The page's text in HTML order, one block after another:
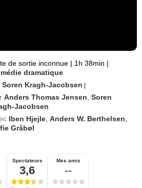
de sortie inconnue | 1h 38min |
dramatique
Soren Kragh-Jacobsen |
Anders Thomas Jensen ,Soren
Jacobsen
Iben Hjejle ,Anders W. Berthelsen
Gråbøl
Spectateurs
3,6
Mes amis
--